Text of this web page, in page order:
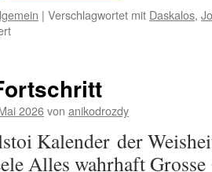
| Verschlagwortet mit Daskalos,
für
Zufriedenheit
2026von anikodrozdy
Kalender der
Alles wahrhaft Grosse